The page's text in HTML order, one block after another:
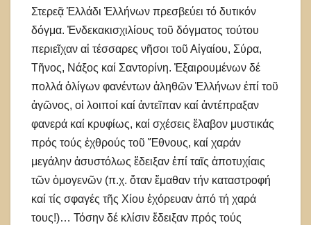
Στερεᾷ Ἑλλάδι Ἑλλήνων πρεσβεύει τό δυτικόν
δόγμα. Ἐνδεκακισχιλίους τοῦ δόγματος τούτου
περιεῖχαν αἱ τέσσαρες νῆσοι τοῦ Αἰγαίου, Σύρα,
Τῆνος, Νάξος καί Σαντορίνη. Ἐξαιρουμένων δέ
πολλά ὀλίγων φανέντων ἀληθῶν Ἑλλήνων ἐπί τοῦ
ἀγῶνος, οἱ λοιποί καί ἀντεῖπαν καί ἀντέπραξαν
φανερά καί κρυφίως, καί σχέσεις ἔλαβον μυστικάς
πρός τούς ἐχθρούς τοῦ Ἔθνους, καί χαράν
μεγάλην ἀσυστόλως ἔδειξαν ἐπί ταῖς ἀποτυχίαις
τῶν ὁμογενῶν (π.χ. ὅταν ἔμαθαν τήν καταστροφή
καί τίς σφαγές τῆς Χίου ἐχόρευαν ἀπό τή χαρά
τους!)… Τόσην δέ κλίσιν ἔδειξαν πρός τούς